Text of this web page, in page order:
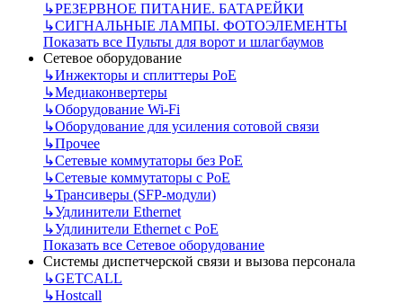
↳РЕЗЕРВНОЕ ПИТАНИЕ. БАТАРЕЙКИ
↳СИГНАЛЬНЫЕ ЛАМПЫ. ФОТОЭЛЕМЕНТЫ
Показать все Пульты для ворот и шлагбаумов
Сетевое оборудование
↳Инжекторы и сплиттеры РоЕ
↳Медиаконвертеры
↳Оборудование Wi-Fi
↳Оборудование для усиления сотовой связи
↳Прочее
↳Сетевые коммутаторы без РоЕ
↳Сетевые коммутаторы с РоЕ
↳Трансиверы (SFP-модули)
↳Удлинители Ethernet
↳Удлинители Ethernet с PoE
Показать все Сетевое оборудование
Системы диспетчерской связи и вызова персонала
↳GETCALL
↳Hostcall